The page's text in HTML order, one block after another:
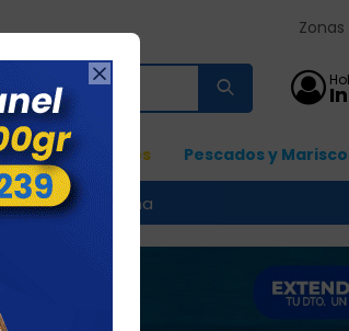

según su zona
Nuevos Ingresos Pescados y